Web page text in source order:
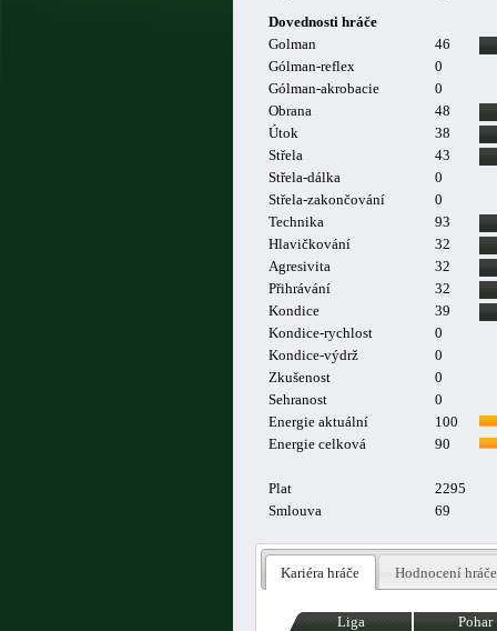
Dovednosti hráče
Golman
46
Gólman-reflex
0
Gólman-akrobacie
0
Obrana
48
Útok
38
Střela
43
Střela-dálka
0
Střela-zakončování
0
Technika
93
Hlavičkování
32
Agresivita
32
Přihrávání
32
Kondice
39
Kondice-rychlost
0
Kondice-výdrž
0
Zkušenost
0
Sehranost
0
Energie aktuální
100
Energie celková
90
Plat
2295
Smlouva
69
Kariéra hráče Hodnocení hráče
Liga Pohar